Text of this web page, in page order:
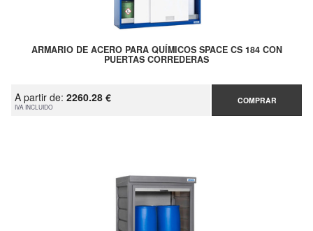
ARMARIO DE ACERO PARA QUÍMICOS SPACE CS 184 CON
PUERTAS CORREDERAS
A partir de: 2260.28 €
IVA INCLUIDO
COMPRAR